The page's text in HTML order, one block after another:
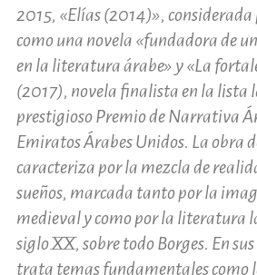
2015, «Elías (2014)», considerada
como una novela «fundadora de
en la literatura árabe» y «La
(2017), novela finalista en la lista
prestigioso Premio de Narrativa
Emiratos Árabes Unidos. La obra
caracteriza por la mezcla de
sueños, marcada tanto por la
medieval y como por la literatura
siglo XX, sobre todo Borges. En
trata temas fundamentales como